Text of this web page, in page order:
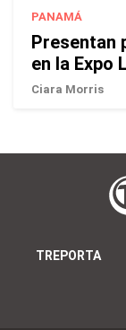
PANAMÁ
Presentan
en la Expo
Ciara Morris
TREPORTA